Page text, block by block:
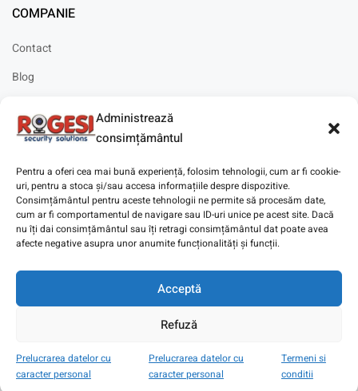
Administrează
consimțământul
Pentru a oferi cea mai bună experiență, folosim tehnologii, cum ar fi cookie-
uri, pentru a stoca și/sau accesa informațiile despre dispozitive.
Consimțământul pentru aceste tehnologii ne permite să procesăm date,
cum ar fi comportamentul de navigare sau ID-uri unice pe acest site. Dacă
nu îți dai consimțământul sau îți retragi consimțământul dat poate avea
afecte negative asupra unor anumite funcționalități și funcții.
Acceptă
Refuză
Prelucrarea datelor cu
caracter personal
Prelucrarea datelor cu
caracter personal
Termeni si
conditii
Magazin Search Wishlist
COMPANIE
Contact
Blog
Solicitare instalare
Copyright © 2025Digitaz.